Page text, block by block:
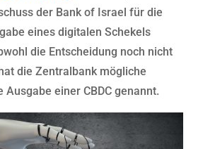
der Bank of Israel für die
eines digitalen Schekels
die Entscheidung noch nicht
die Zentralbank mögliche
Ausgabe einer CBDC genannt.